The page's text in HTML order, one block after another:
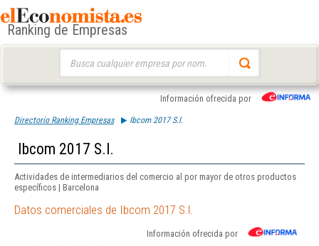
Ranking de Empresas
Información ofrecida por
Directorio Ranking Empresas Ibcom 2017 S.l.
Ibcom 2017 S.l.
Actividades de intermediarios del comercio al por mayor de otros productos
específicos | Barcelona
Datos comerciales de Ibcom 2017 S.l.
Información ofrecida por